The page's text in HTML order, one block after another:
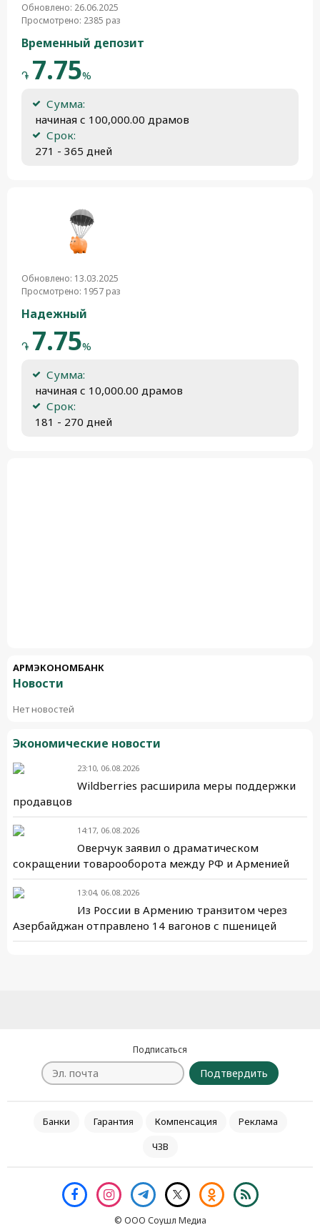
Обновлено: 26.06.2025
Просмотрено: 2385 раз
Временный депозит
֏ 7.75%
Сумма:
начиная с 100,000.00 драмов
Срок:
271 - 365 дней
Обновлено: 13.03.2025
Просмотрено: 1957 раз
Надежный
֏ 7.75%
Сумма:
начиная с 10,000.00 драмов
Срок:
181 - 270 дней
АРМЭКОНОМБАНК
Новости
Нет новостей
Экономические новости
23:10, 06.08.2026
Wildberries расширила меры поддержки
продавцов
14:17, 06.08.2026
Оверчук заявил о драматическом
сокращении товарооборота между РФ и Арменией
13:04, 06.08.2026
Из России в Армению транзитом через
Азербайджан отправлено 14 вагонов с пшеницей
Подписаться
Подтвердить
Банки Гарантия Компенсация
Реклама
ЧЗВ
© ООО Соушл Медиа